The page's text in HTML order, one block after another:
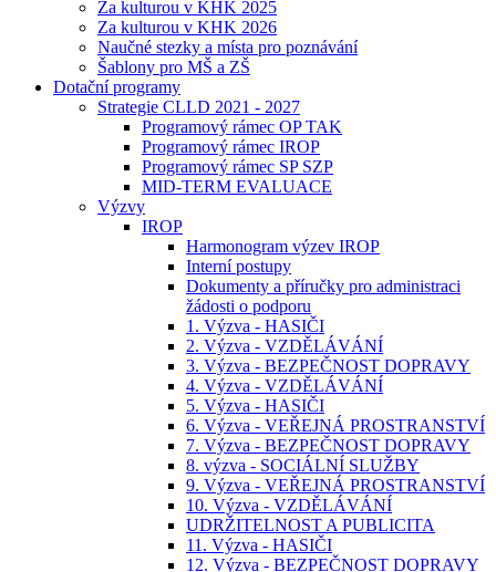
Za kulturou v KHK 2025
Za kulturou v KHK 2026
Naučné stezky a místa pro poznávání
Šablony pro MŠ a ZŠ
Dotační programy
Strategie CLLD 2021 - 2027
Programový rámec OP TAK
Programový rámec IROP
Programový rámec SP SZP
MID-TERM EVALUACE
Výzvy
IROP
Harmonogram výzev IROP
Interní postupy
Dokumenty a příručky pro administraci
žádosti o podporu
1. Výzva - HASIČI
2. Výzva - VZDĚLÁVÁNÍ
3. Výzva - BEZPEČNOST DOPRAVY
4. Výzva - VZDĚLÁVÁNÍ
5. Výzva - HASIČI
6. Výzva - VEŘEJNÁ PROSTRANSTVÍ
7. Výzva - BEZPEČNOST DOPRAVY
8. výzva - SOCIÁLNÍ SLUŽBY
9. Výzva - VEŘEJNÁ PROSTRANSTVÍ
10. Výzva - VZDĚLÁVÁNÍ
UDRŽITELNOST A PUBLICITA
11. Výzva - HASIČI
12. Výzva - BEZPEČNOST DOPRAVY